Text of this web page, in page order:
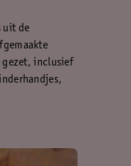
uit de
gezet, inclusief